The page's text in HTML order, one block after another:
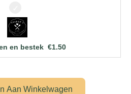
en bestek €1.50
Aan Winkelwagen